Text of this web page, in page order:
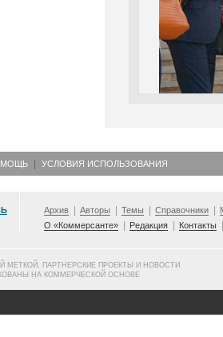
УСЛОВИЯ ИСПОЛЬЗОВАНИЯ
Архив Авторы Темы Справочники
О «Коммерсанте»
Редакция Контакты
МЕТКОЙ, ПАРТНЕРСКИЕ ПРОЕКТЫ И НОВОСТИ
НА КОММЕРЧЕСКОЙ ОСНОВЕ